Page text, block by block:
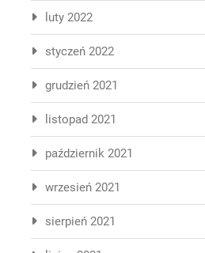
luty 2022
styczeń 2022
grudzień 2021
listopad 2021
październik 2021
wrzesień 2021
sierpień 2021